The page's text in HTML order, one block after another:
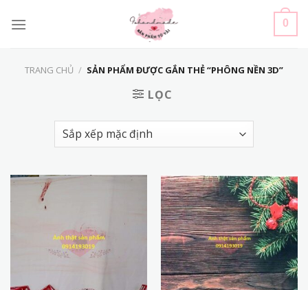
0
TRANG CHỦ / SẢN PHẨM ĐƯỢC GẮN THẺ “PHÔNG NỀN 3D”
LỌC